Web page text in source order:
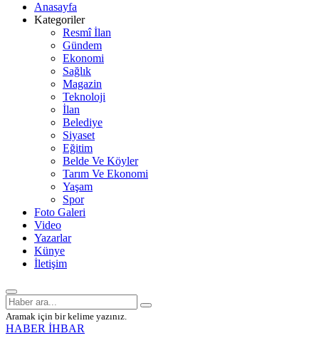
Anasayfa
Kategoriler
Resmî İlan
Gündem
Ekonomi
Sağlık
Magazin
Teknoloji
İlan
Belediye
Siyaset
Eğitim
Belde Ve Köyler
Tarım Ve Ekonomi
Yaşam
Spor
Foto Galeri
Video
Yazarlar
Künye
İletişim
Aramak için bir kelime yazınız.
HABER İHBAR